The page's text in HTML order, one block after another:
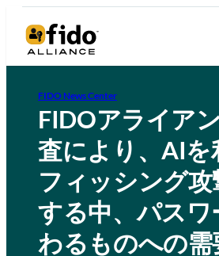
FIDO News Center
FIDOアライア
査により、AIを
フィッシング攻
する中、パスワ
わるものへの需